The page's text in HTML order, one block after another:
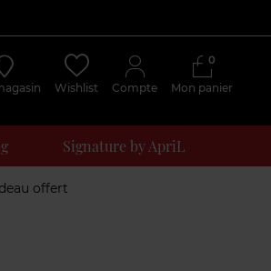
Wishlist Compte Mon panier
0
Signature by ApriL
offert